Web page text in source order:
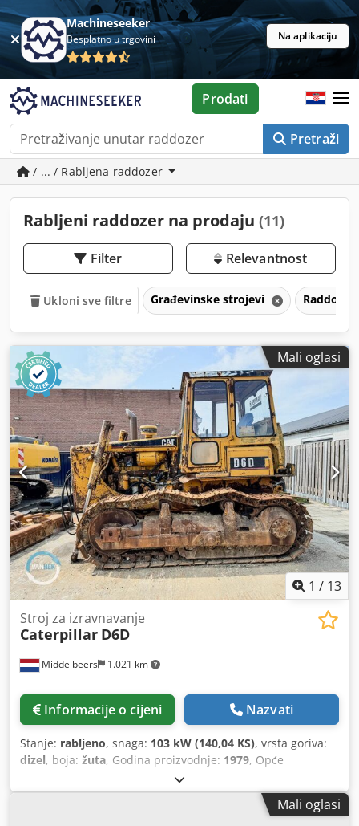
Machineseeker
Besplatno u trgovini Na aplikaciju
Pretraži
Prodati
/ ... / Rabljena raddozer
Rabljeni raddozer na prodaju (11)
Filter Relevantnost
Ukloni sve filtre Građevinske strojevi Raddozer
Mali oglasi
1 / 13
Middelbeers 1.021 km
Stroj za izravnavanje
Caterpillar D6D
Informacije o cijeni Nazvati
Stanje: rabljeno, snaga: 103 kW (140,04 KS), vrsta goriva:
dizel, boja: žuta, Godina proizvodnje: 1979, Opće
informacije Godina proizvodnje: 1979 Modelna godina:
1979 Csdpfjun Rlqsx Aagjrf Serijski broj: 20X1733 Tehničke
informacije Broj cilindara: 6 Pogon: gusjeničar MasaMali oglasi